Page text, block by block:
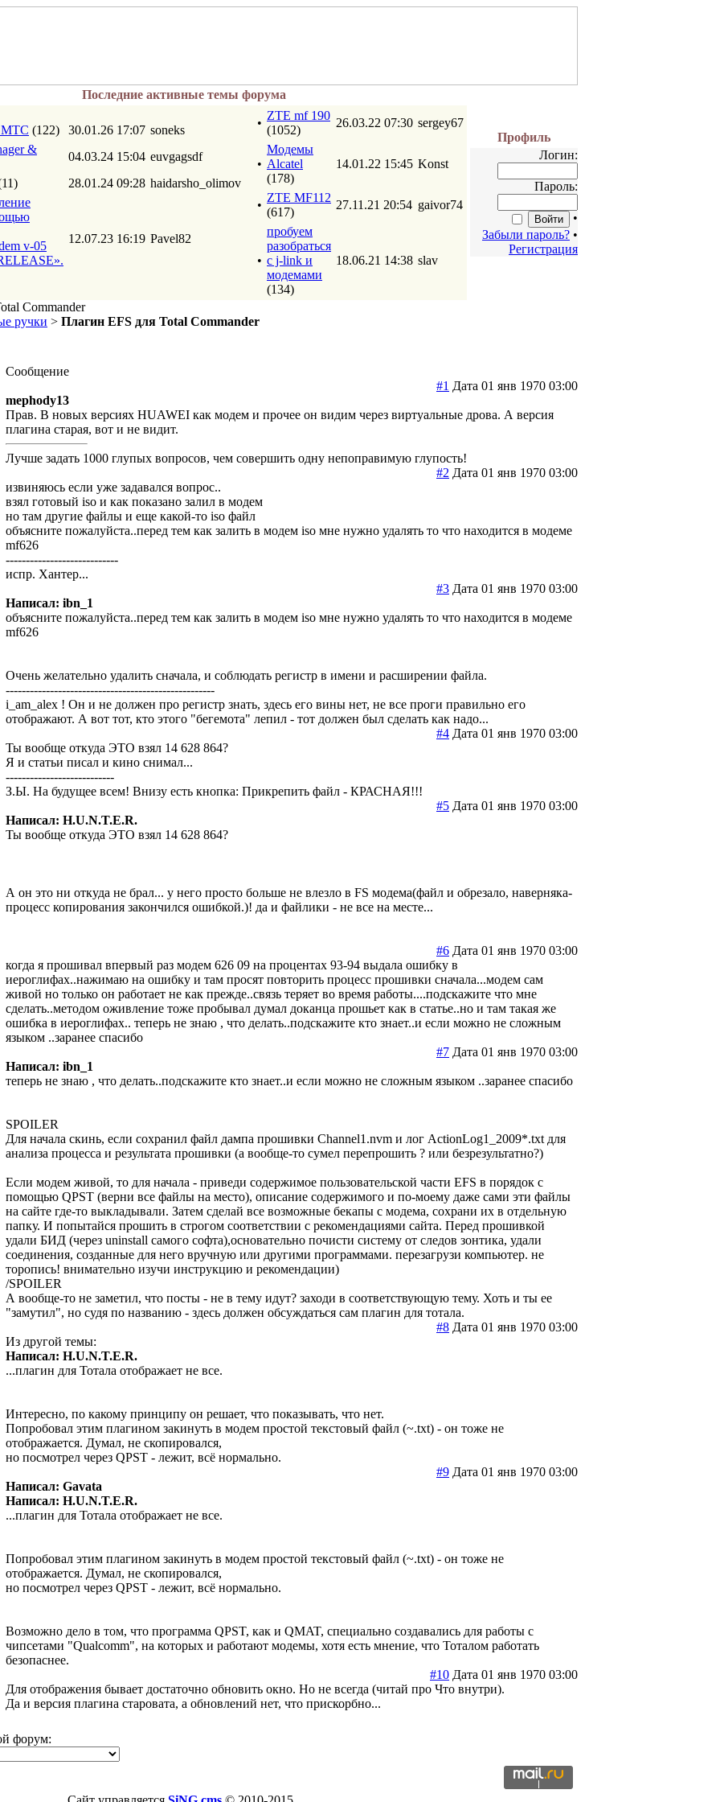
Последние активные темы форума
МТС (122) 30.01.26 17:07 soneks
&
04.03.24 15:04 euvgagsdf
28.01.24 09:28 haidarsho_olimov
v-05
12.07.23 16:19 Pavel82
•
ZTE mf 190
(1052)
26.03.22 07:30 sergey67
•
Модемы
Alcatel
(178)
14.01.22 15:45 Konst
•
ZTE MF112
(617)
27.11.21 20:54 gaivor74
•
пробуем
разобраться
с j-link и
модемами
(134)
18.06.21 14:38 slav
Профиль
Логин:
Пароль:
•
Забыли пароль? •
Регистрация
Commander
ручки > Плагин EFS для Total Commander
Сообщение
#1 Дата 01 янв 1970 03:00
mephody13
Прав. В новых версиях HUAWEI как модем и прочее он видим через виртуальные дрова. А версия
плагина старая, вот и не видит.
Лучше задать 1000 глупых вопросов, чем совершить одну непоправимую глупость!
#2 Дата 01 янв 1970 03:00
извиняюсь если уже задавался вопрос..
взял готовый iso и как показано залил в модем
но там другие файлы и еще какой-то iso файл
объясните пожалуйста..перед тем как залить в модем iso мне нужно удалять то что находится в модеме
mf626
----------------------------
испр. Хантер...
#3 Дата 01 янв 1970 03:00
Написал: ibn_1
объясните пожалуйста..перед тем как залить в модем iso мне нужно удалять то что находится в модеме
mf626
Очень желательно удалить сначала, и соблюдать регистр в имени и расширении файла.
----------------------------------------------------
i_am_alex ! Он и не должен про регистр знать, здесь его вины нет, не все проги правильно его
отображают. А вот тот, кто этого "бегемота" лепил - тот должен был сделать как надо...
#4 Дата 01 янв 1970 03:00
Ты вообще откуда ЭТО взял 14 628 864?
Я и статьи писал и кино снимал...
---------------------------
З.Ы. На будущее всем! Внизу есть кнопка: Прикрепить файл - КРАСНАЯ!!!
#5 Дата 01 янв 1970 03:00
Написал: H.U.N.T.E.R.
Ты вообще откуда ЭТО взял 14 628 864?
А он это ни откуда не брал... у него просто больше не влезло в FS модема(файл и обрезало, наверняка-
процесс копирования закончился ошибкой.)! да и файлики - не все на месте...
#6 Дата 01 янв 1970 03:00
когда я прошивал впервый раз модем 626 09 на процентах 93-94 выдала ошибку в
иероглифах..нажимаю на ошибку и там просят повторить процесс прошивки сначала...модем сам
живой но только он работает не как прежде..связь теряет во время работы....подскажите что мне
сделать..методом оживление тоже пробывал думал доканца прошьет как в статье..но и там такая же
ошибка в иероглифах.. теперь не знаю , что делать..подскажите кто знает..и если можно не сложным
языком ..заранее спасибо
#7 Дата 01 янв 1970 03:00
Написал: ibn_1
теперь не знаю , что делать..подскажите кто знает..и если можно не сложным языком ..заранее спасибо
SPOILER
Для начала скинь, если сохранил файл дампа прошивки Channel1.nvm и лог ActionLog1_2009*.txt для
анализа процесса и результата прошивки (а вообще-то сумел перепрошить ? или безрезультатно?)
Если модем живой, то для начала - приведи содержимое пользовательской части EFS в порядок с
помощью QPST (верни все файлы на место), описание содержимого и по-моему даже сами эти файлы
на сайте где-то выкладывали. Затем сделай все возможные бекапы с модема, сохрани их в отдельную
папку. И попытайся прошить в строгом соответствии с рекомендациями сайта. Перед прошивкой
удали БИД (через uninstall самого софта),основательно почисти систему от следов зонтика, удали
соединения, созданные для него вручную или другими программами. перезагрузи компьютер. не
торопись! внимательно изучи инструкцию и рекомендации)
/SPOILER
А вообще-то не заметил, что посты - не в тему идут? заходи в соответствующую тему. Хоть и ты ее
"замутил", но судя по названию - здесь должен обсуждаться сам плагин для тотала.
#8 Дата 01 янв 1970 03:00
Из другой темы:
Написал: H.U.N.T.E.R.
...плагин для Тотала отображает не все.
Интересно, по какому принципу он решает, что показывать, что нет.
Попробовал этим плагином закинуть в модем простой текстовый файл (~.txt) - он тоже не
отображается. Думал, не скопировался,
но посмотрел через QPST - лежит, всё нормально.
#9 Дата 01 янв 1970 03:00
Написал: Gavata
Написал: H.U.N.T.E.R.
...плагин для Тотала отображает не все.
Попробовал этим плагином закинуть в модем простой текстовый файл (~.txt) - он тоже не
отображается. Думал, не скопировался,
но посмотрел через QPST - лежит, всё нормально.
Возможно дело в том, что программа QPST, как и QMAT, специально создавались для работы с
чипсетами "Qualcomm", на которых и работают модемы, хотя есть мнение, что Тоталом работать
безопаснее.
#10 Дата 01 янв 1970 03:00
Для отображения бывает достаточно обновить окно. Но не всегда (читай про Что внутри).
Да и версия плагина старовата, а обновлений нет, что прискорбно...
форум: